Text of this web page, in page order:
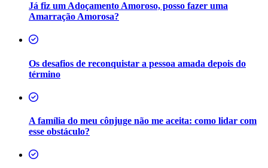
Já fiz um Adoçamento Amoroso, posso fazer uma
Amarração Amorosa?
Os desafios de reconquistar a pessoa amada depois do
término
A família do meu cônjuge não me aceita: como lidar com
esse obstáculo?